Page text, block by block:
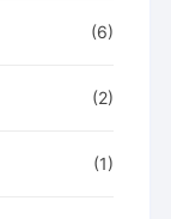
(6)
(2)
(1)